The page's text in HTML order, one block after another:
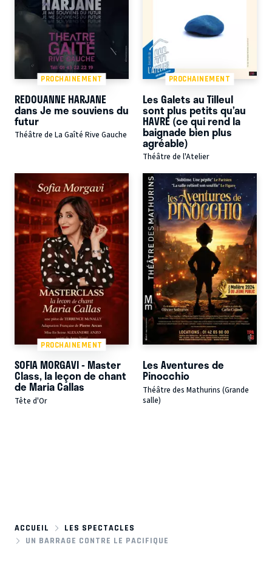
PROCHAINEMENT
REDOUANNE HARJANE
dans Je me souviens du
futur
Théâtre de La Gaîté Rive Gauche
PROCHAINEMENT
Les Galets au Tilleul
sont plus petits qu’au
HAVRE (ce qui rend la
baignade bien plus
agréable)
Théâtre de l'Atelier
PROCHAINEMENT
SOFIA MORGAVI - Master
Class, la leçon de chant
de Maria Callas
Tête d'Or
Les Aventures de
Pinocchio
Théâtre des Mathurins (Grande
salle)
ACCUEIL
LES SPECTACLES
UN BARRAGE CONTRE LE PACIFIQUE